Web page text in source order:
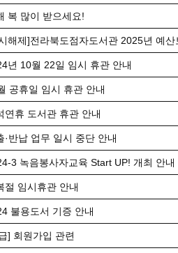
복 많이 받으세요!
해제]전라북도점자도서관 2025년 예산
년 10월 22일 임시 휴관 안내
공휴일 임시 휴관 안내
연휴 도서관 휴관 안내
·반납 업무 일시 중단 안내
3 녹음봉사자교육 Start UP! 개최 안내
절 임시휴관 안내
불용도서 기증 안내
] 회원가입 관련